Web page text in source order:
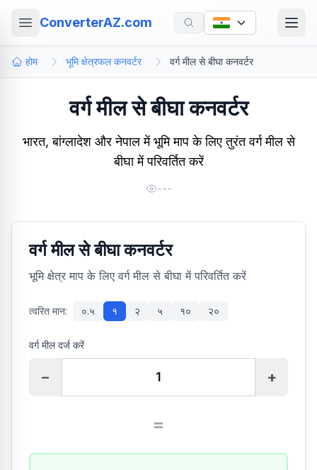
ConverterAZ.com
होम भूमि क्षेत्रफल कनवर्टर वर्ग मील से बीघा कनवर्टर
वर्ग मील से बीघा कनवर्टर
भारत, बांग्लादेश और नेपाल में भूमि माप के लिए तुरंत वर्ग मील से
बीघा में परिवर्तित करें
---
वर्ग मील से बीघा कनवर्टर
भूमि क्षेत्र माप के लिए वर्ग मील से बीघा में परिवर्तित करें
त्वरित मान: ०.५ १ २ ५ १० २०
वर्ग मील दर्ज करें
− +
=